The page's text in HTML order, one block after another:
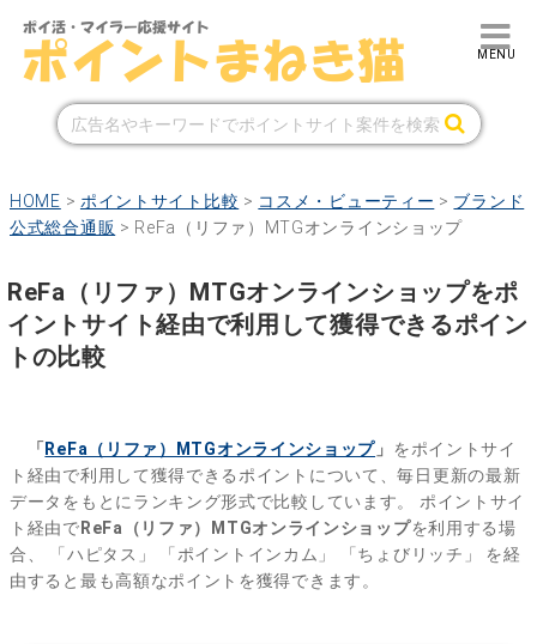
HOME > ポイントサイト比較 > コスメ・ビューティー > ブランド
公式総合通販 > ReFa（リファ）MTGオンラインショップ
ReFa（リファ）MTGオンラインショップをポ
イントサイト経由で利用して獲得できるポイン
トの比較
「 ReFa（リファ）MTGオンラインショップ 」 をポイントサイ
ト経由で利用して獲得できるポイントについて、毎日更新の最新
データをもとにランキング形式で比較しています。 ポイントサイ
ト経由で ReFa（リファ）MTGオンラインショップを利用する場
合、
「ハピタス」 「ポイントインカム」 「ちょびリッチ」
を経
由すると最も高額なポイントを獲得できます。